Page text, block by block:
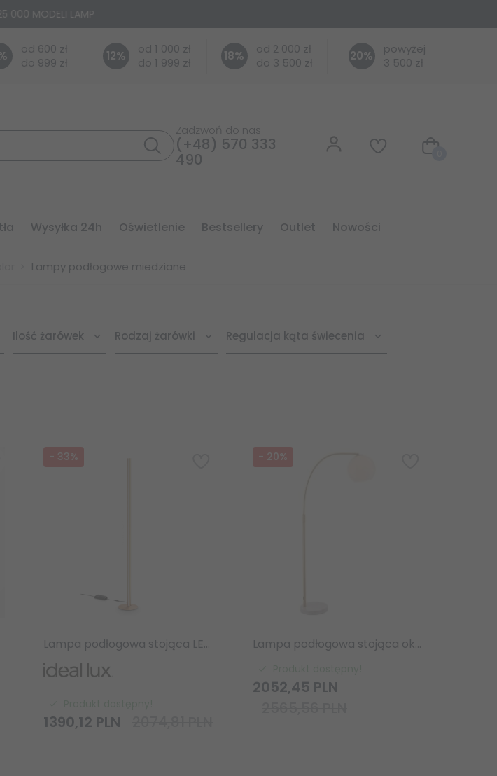
MODELI LAMP
od 600 zł
do 999 zł
12%
od 1 000 zł
do 1 999 zł
18%
od 2 000 zł
do 3 500 zł
20%
powyżej
3 500 zł
Zadzwoń do nas
(+48) 570 333
490
wysyłka 24h oświetlenie bestsellery outlet nowości
Lampy podłogowe miedziane
Ilość żarówek Rodzaj żarówki Regulacja kąta świecenia
- 33 %
Lampa podłogowa stojąca LED tuba minimalistyczna klasyczna nowoczesna Dorica pt1 366159 Ideal Lux
1390,12 PLN
- 20%
Lampa podłogowa stojąca okrągły szklany klosz marmurowa podstawa designerska nowoczesna salonowa sypialniana Otto 76613 ENDON
2052,45 PLN